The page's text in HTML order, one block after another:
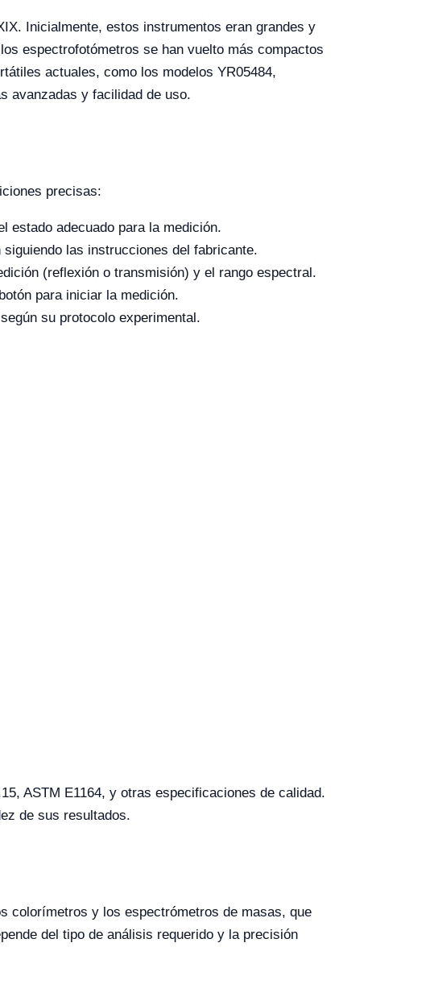
Inicialmente, estos instrumentos eran grandes y
espectrofotómetros se han vuelto más compactos
actuales, como los modelos YR05484,
avanzadas y facilidad de uso.
precisas:
estado adecuado para la medición.
las instrucciones del fabricante.
(reflexión o transmisión) y el rango espectral.
para iniciar la medición.
su protocolo experimental.
ASTM E1164, y otras especificaciones de calidad.
de sus resultados.
colorímetros y los espectrómetros de masas, que
del tipo de análisis requerido y la precisión